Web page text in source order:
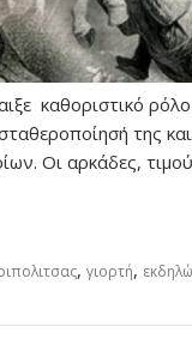
καθοριστικό
της
Οι αρκάδες,
, γιορτή,